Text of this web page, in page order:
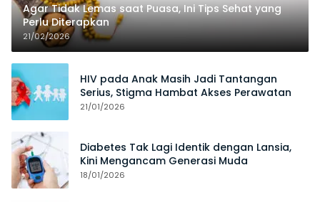
Agar Tidak Lemas saat Puasa, Ini Tips Sehat yang
Perlu Diterapkan
21/02/2026
HIV pada Anak Masih Jadi Tantangan
Serius, Stigma Hambat Akses Perawatan
21/01/2026
Diabetes Tak Lagi Identik dengan Lansia,
Kini Mengancam Generasi Muda
18/01/2026